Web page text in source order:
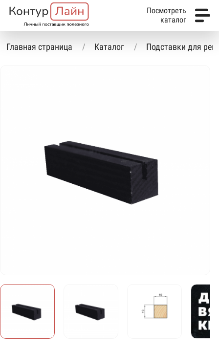
Посмотреть
каталог
Главная страница Каталог Подставки для